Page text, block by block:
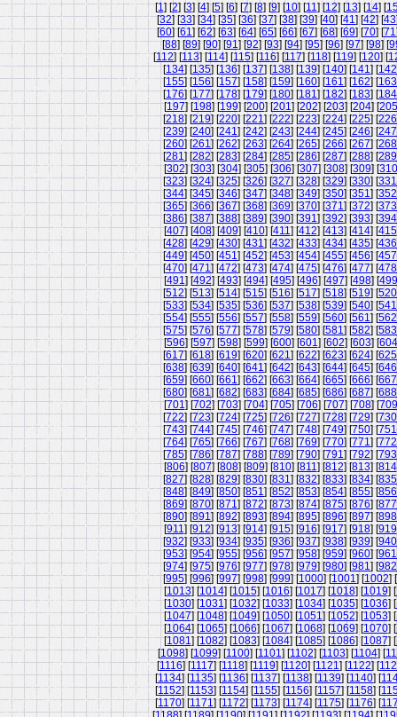
[1] [2] [3] [4] [5] [6] [7] [8] [9] [10] [11] [12] [13] [14] [
[32] [33] [34] [35] [36] [37] [38] [39] [40] [41] [42] [43
[60] [61] [62] [63] [64] [65] [66] [67] [68] [69] [70] [71
[88] [89] [90] [91] [92] [93] [94] [95] [96] [97] [98] [
[112] [113] [114] [115] [116] [117] [118] [119] [120] [
[134] [135] [136] [137] [138] [139] [140] [141] [142
[155] [156] [157] [158] [159] [160] [161] [162] [163
[176] [177] [178] [179] [180] [181] [182] [183] [184
[197] [198] [199] [200] [201] [202] [203] [204] [205
[218] [219] [220] [221] [222] [223] [224] [225] [226
[239] [240] [241] [242] [243] [244] [245] [246] [247
[260] [261] [262] [263] [264] [265] [266] [267] [268
[281] [282] [283] [284] [285] [286] [287] [288] [289
[302] [303] [304] [305] [306] [307] [308] [309] [310
[323] [324] [325] [326] [327] [328] [329] [330] [331
[344] [345] [346] [347] [348] [349] [350] [351] [352
[365] [366] [367] [368] [369] [370] [371] [372] [373
[386] [387] [388] [389] [390] [391] [392] [393] [394
[407] [408] [409] [410] [411] [412] [413] [414] [415
[428] [429] [430] [431] [432] [433] [434] [435] [436
[449] [450] [451] [452] [453] [454] [455] [456] [457
[470] [471] [472] [473] [474] [475] [476] [477] [478
[491] [492] [493] [494] [495] [496] [497] [498] [499
[512] [513] [514] [515] [516] [517] [518] [519] [520
[533] [534] [535] [536] [537] [538] [539] [540] [541
[554] [555] [556] [557] [558] [559] [560] [561] [562
[575] [576] [577] [578] [579] [580] [581] [582] [583
[596] [597] [598] [599] [600] [601] [602] [603] [604
[617] [618] [619] [620] [621] [622] [623] [624] [625
[638] [639] [640] [641] [642] [643] [644] [645] [646
[659] [660] [661] [662] [663] [664] [665] [666] [667
[680] [681] [682] [683] [684] [685] [686] [687] [688
[701] [702] [703] [704] [705] [706] [707] [708] [709
[722] [723] [724] [725] [726] [727] [728] [729] [730
[743] [744] [745] [746] [747] [748] [749] [750] [751
[764] [765] [766] [767] [768] [769] [770] [771] [772
[785] [786] [787] [788] [789] [790] [791] [792] [793
[806] [807] [808] [809] [810] [811] [812] [813] [814
[827] [828] [829] [830] [831] [832] [833] [834] [835
[848] [849] [850] [851] [852] [853] [854] [855] [856
[869] [870] [871] [872] [873] [874] [875] [876] [877
[890] [891] [892] [893] [894] [895] [896] [897] [898
[911] [912] [913] [914] [915] [916] [917] [918] [919
[932] [933] [934] [935] [936] [937] [938] [939] [940
[953] [954] [955] [956] [957] [958] [959] [960] [961
[974] [975] [976] [977] [978] [979] [980] [981] [982
[995] [996] [997] [998] [999] [1000] [1001] [1002] [
[1013] [1014] [1015] [1016] [1017] [1018] [1019] [
[1030] [1031] [1032] [1033] [1034] [1035] [1036] [
[1047] [1048] [1049] [1050] [1051] [1052] [1053] [
[1064] [1065] [1066] [1067] [1068] [1069] [1070] [
[1081] [1082] [1083] [1084] [1085] [1086] [1087] [
[1098] [1099] [1100] [1101] [1102] [1103] [1104] [
[1116] [1117] [1118] [1119] [1120] [1121] [1122] [
[1134] [1135] [1136] [1137] [1138] [1139] [1140] [
[1152] [1153] [1154] [1155] [1156] [1157] [1158] [
[1170] [1171] [1172] [1173] [1174] [1175] [1176] [